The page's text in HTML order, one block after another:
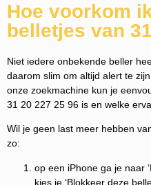
Hoe voorkom
belletjes van
Niet iedere onbekende beller
daarom slim om altijd alert te
onze zoekmachine kun je
31 20 227 25 96 is en welke
Wil je geen last meer hebben
zo:
op een iPhone ga je naar
kies je ‘Blokkeer deze